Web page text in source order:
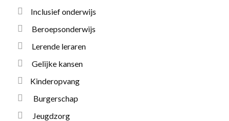
Inclusief onderwijs
Beroepsonderwijs
Lerende leraren
Gelijke kansen
Kinderopvang
Burgerschap
Jeugdzorg